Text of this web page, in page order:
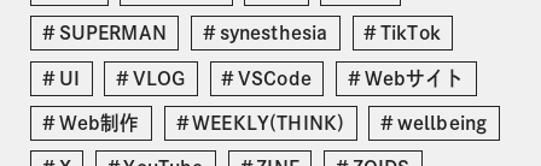
SUPERMAN synesthesia TikTok
UI VLOG VSCode Webサイト
Web制作 WEEKLY(THINK) wellbeing